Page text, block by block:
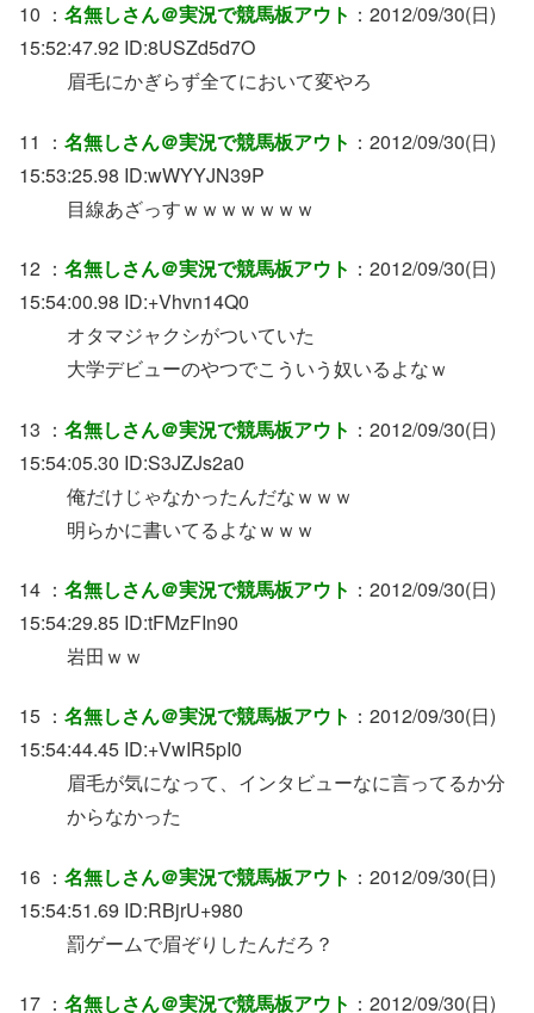
10 ： 名無しさん＠実況で競馬板アウト ：2012/09/30(日)
15:52:47.92 ID:8USZd5d7O
眉毛にかぎらず全てにおいて変やろ
11 ： 名無しさん＠実況で競馬板アウト ：2012/09/30(日)
15:53:25.98 ID:wWYYJN39P
目線あざっすｗｗｗｗｗｗｗ
12 ： 名無しさん＠実況で競馬板アウト ：2012/09/30(日)
15:54:00.98 ID:+Vhvn14Q0
オタマジャクシがついていた
大学デビューのやつでこういう奴いるよなｗ
13 ： 名無しさん＠実況で競馬板アウト ：2012/09/30(日)
15:54:05.30 ID:S3JZJs2a0
俺だけじゃなかったんだなｗｗｗ
明らかに書いてるよなｗｗｗ
14 ： 名無しさん＠実況で競馬板アウト ：2012/09/30(日)
15:54:29.85 ID:tFMzFIn90
岩田ｗｗ
15 ： 名無しさん＠実況で競馬板アウト ：2012/09/30(日)
15:54:44.45 ID:+VwIR5pI0
眉毛が気になって、インタビューなに言ってるか分
からなかった
16 ： 名無しさん＠実況で競馬板アウト ：2012/09/30(日)
15:54:51.69 ID:RBjrU+980
罰ゲームで眉ぞりしたんだろ？
17 ： 名無しさん＠実況で競馬板アウト ：2012/09/30(日)